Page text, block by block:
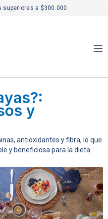
superiores a $300.000
y
antioxidantes y fibra, lo que
y beneficiosa para la dieta.